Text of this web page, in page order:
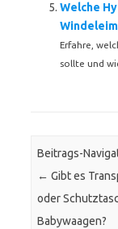
Welche
Erfahre,
sollte und wie
Beitrags-
← Gibt es
oder
Babywaagen?